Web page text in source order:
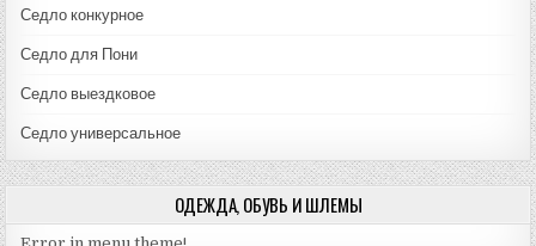
Седло конкурное
Седло для Пони
Седло выездковое
Седло универсальное
ОДЕЖДА, ОБУВЬ И ШЛЕМЫ